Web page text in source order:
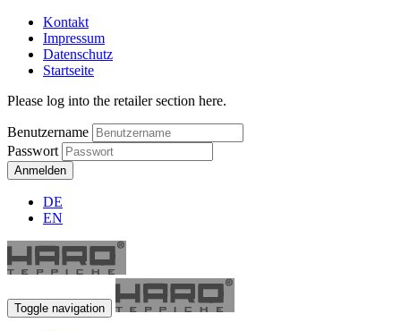
Kontakt
Impressum
Datenschutz
Startseite
Please log into the retailer section here.
Benutzername
Passwort
Anmelden
DE
EN
Toggle navigation